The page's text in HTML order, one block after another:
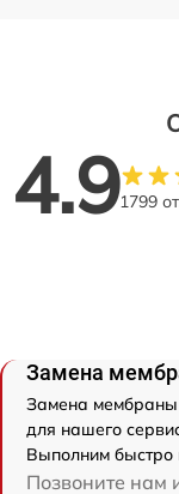
4.91799
Замена
Замена мембраны
для нашего
Выполним быстро
Позвоните нам